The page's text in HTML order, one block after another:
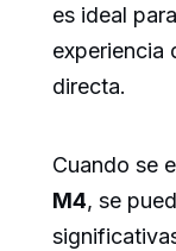
es ideal
experiencia
directa.
Cuando se
M4, se